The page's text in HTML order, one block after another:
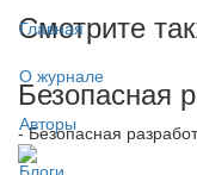
Главная
О журнале
Авторы
Блоги
Смотрите
Безопасная
- Безопасная